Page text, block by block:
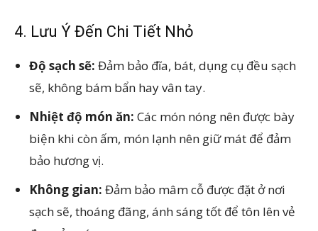
4. Lưu Ý Đến Chi Tiết Nhỏ
Độ sạch sẽ: Đảm bảo đĩa, bát, dụng cụ đều sạch
sẽ, không bám bẩn hay vân tay.
Nhiệt độ món ăn: Các món nóng nên được bày
biện khi còn ấm, món lạnh nên giữ mát để đảm
bảo hương vị.
Không gian: Đảm bảo mâm cỗ được đặt ở nơi
sạch sẽ, thoáng đãng, ánh sáng tốt để tôn lên vẻ